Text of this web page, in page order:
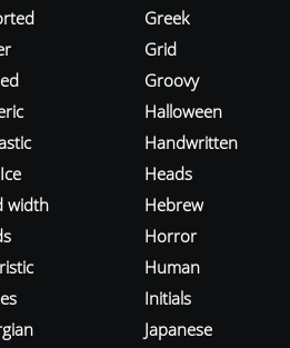
width
Greek
Grid
Groovy
Halloween
Handwritten
Heads
Hebrew
Horror
Human
Initials
Japanese